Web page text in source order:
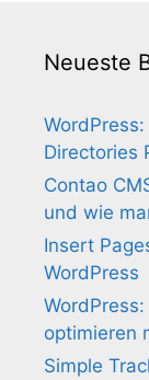
Neueste
Directories
Contao
und wie
Insert
WordPress
optimieren
Simple